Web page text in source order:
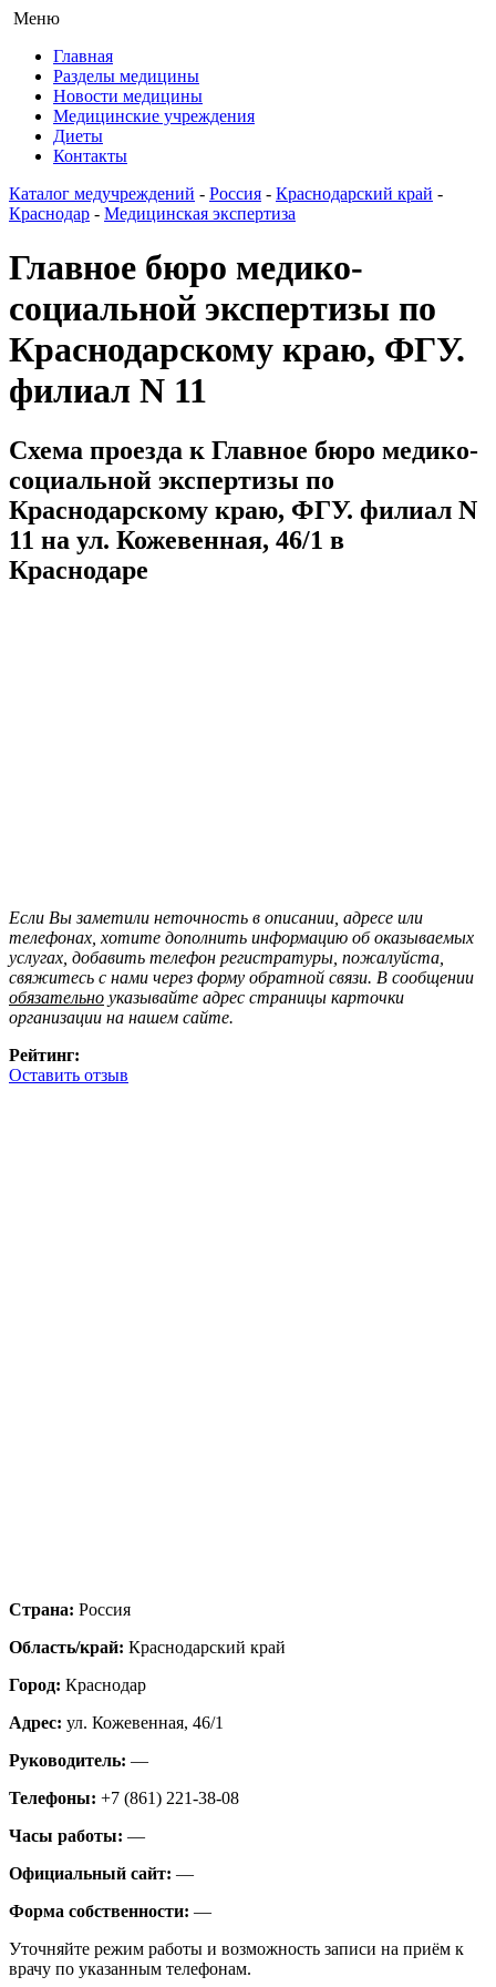
Меню
Главная
Разделы медицины
Новости медицины
Медицинские учреждения
Диеты
Контакты
Каталог медучреждений - Россия - Краснодарский край -
Краснодар - Медицинская экспертиза
Главное бюро медико-
социальной экспертизы по
Краснодарскому краю, ФГУ.
филиал N 11
Схема проезда к Главное бюро медико-
социальной экспертизы по
Краснодарскому краю, ФГУ. филиал N
11 на ул. Кожевенная, 46/1 в
Краснодаре
Если Вы заметили неточность в описании, адресе или
телефонах, хотите дополнить информацию об оказываемых
услугах, добавить телефон регистратуры, пожалуйста,
свяжитесь с нами через форму обратной связи. В сообщении
обязательно указывайте адрес страницы карточки
организации на нашем сайте.
Рейтинг:
Оставить отзыв
Страна: Россия
Область/край: Краснодарский край
Город: Краснодар
Адрес: ул. Кожевенная, 46/1
Руководитель: —
Телефоны: +7 (861) 221-38-08
Часы работы: —
Официальный сайт: —
Форма собственности: —
Уточняйте режим работы и возможность записи на приём к
врачу по указанным телефонам.